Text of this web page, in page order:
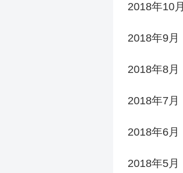
2018年10月
2018年9月
2018年8月
2018年7月
2018年6月
2018年5月